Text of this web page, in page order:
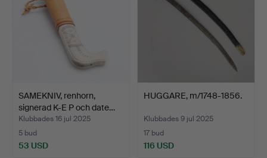
SAMEKNIV, renhorn,
signerad K-E P och date…
Klubbades 16 jul 2025
5 bud
53 USD
HUGGARE, m/1748-1856.
Klubbades 9 jul 2025
17 bud
116 USD